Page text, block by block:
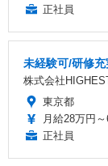
正社員
未経験可/研修
株式会社
東京都
月給28万円
正社員